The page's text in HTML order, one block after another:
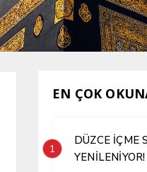
EN ÇOK
1
DÜZCE İÇME
YENİLENİYOR!